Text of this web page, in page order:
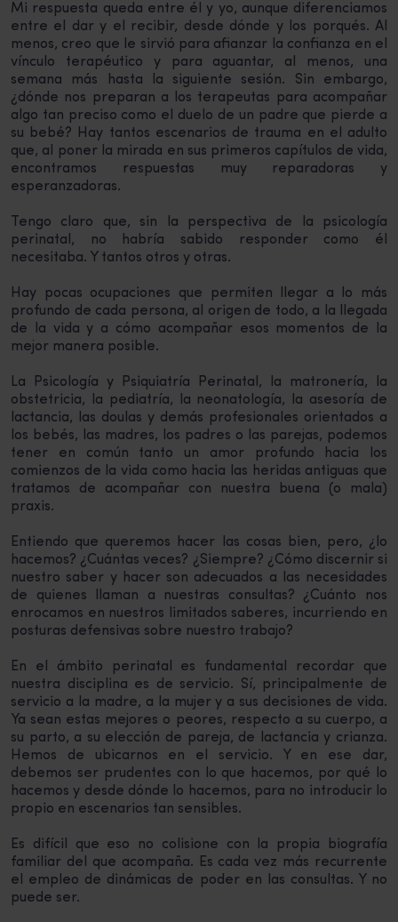
Mi respuesta queda entre él y yo, aunque diferenciamos
entre el dar y el recibir, desde dónde y los porqués. Al
menos, creo que le sirvió para afianzar la confianza en el
vínculo terapéutico y para aguantar, al menos, una
semana más hasta la siguiente sesión. Sin embargo,
¿dónde nos preparan a los terapeutas para acompañar
algo tan preciso como el duelo de un padre que pierde a
su bebé? Hay tantos escenarios de trauma en el adulto
que, al poner la mirada en sus primeros capítulos de vida,
encontramos respuestas muy reparadoras y
esperanzadoras.
Tengo claro que, sin la perspectiva de la psicología
perinatal, no habría sabido responder como él
necesitaba. Y tantos otros y otras.
Hay pocas ocupaciones que permiten llegar a lo más
profundo de cada persona, al origen de todo, a la llegada
de la vida y a cómo acompañar esos momentos de la
mejor manera posible.
La Psicología y Psiquiatría Perinatal, la matronería, la
obstetricia, la pediatría, la neonatología, la asesoría de
lactancia, las doulas y demás profesionales orientados a
los bebés, las madres, los padres o las parejas, podemos
tener en común tanto un amor profundo hacia los
comienzos de la vida como hacia las heridas antiguas que
tratamos de acompañar con nuestra buena (o mala)
praxis.
Entiendo que queremos hacer las cosas bien, pero, ¿lo
hacemos? ¿Cuántas veces? ¿Siempre? ¿Cómo discernir si
nuestro saber y hacer son adecuados a las necesidades
de quienes llaman a nuestras consultas? ¿Cuánto nos
enrocamos en nuestros limitados saberes, incurriendo en
posturas defensivas sobre nuestro trabajo?
En el ámbito perinatal es fundamental recordar que
nuestra disciplina es de servicio. Sí, principalmente de
servicio a la madre, a la mujer y a sus decisiones de vida.
Ya sean estas mejores o peores, respecto a su cuerpo, a
su parto, a su elección de pareja, de lactancia y crianza.
Hemos de ubicarnos en el servicio. Y en ese dar,
debemos ser prudentes con lo que hacemos, por qué lo
hacemos y desde dónde lo hacemos, para no introducir lo
propio en escenarios tan sensibles.
Es difícil que eso no colisione con la propia biografía
familiar del que acompaña. Es cada vez más recurrente
el empleo de dinámicas de poder en las consultas. Y no
puede ser.